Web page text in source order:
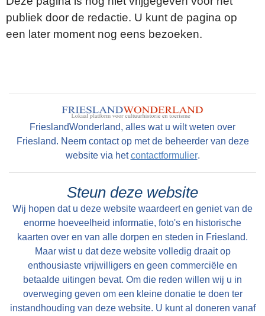
publiek door de redactie. U kunt de pagina op
een later moment nog eens bezoeken.
FrieslandWonderland, alles wat u wilt weten over
Friesland. Neem contact op met de beheerder van deze
website via hetcontactformulier.
Steun deze website
Wij hopen dat u deze website waardeert en geniet van de
enorme hoeveelheid informatie, foto's en historische
kaarten over en van alle dorpen en steden in Friesland.
Maar wist u dat deze website volledig draait op
enthousiaste vrijwilligers en geen commerciële en
betaalde uitingen bevat. Om die reden willen wij u in
overweging geven om een kleine donatie te doen ter
instandhouding van deze website. U kunt al doneren vanaf